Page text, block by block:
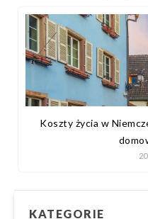
Koszty życia w
KATEGORIE